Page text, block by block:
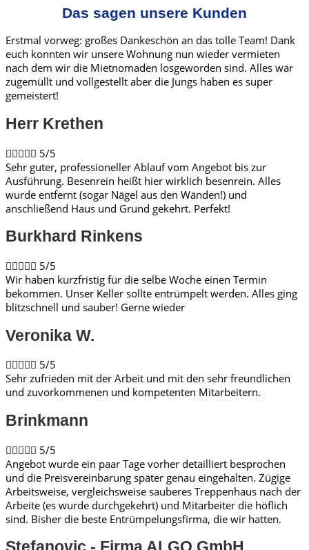
Das sagen unsere Kunden
Erstmal vorweg: großes Dankeschön an das tolle Team! Dank
euch konnten wir unsere Wohnung nun wieder vermieten
nach dem wir die Mietnomaden losgeworden sind. Alles war
zugemüllt und vollgestellt aber die Jungs haben es super
gemeistert!
Herr Krethen​
 5/5
Sehr guter, professioneller Ablauf vom Angebot bis zur
Ausführung. Besenrein heißt hier wirklich besenrein. Alles
wurde entfernt (sogar Nägel aus den Wänden!) und
anschließend Haus und Grund gekehrt. Perfekt!
Burkhard Rinkens​
 5/5
Wir haben kurzfristig für die selbe Woche einen Termin
bekommen. Unser Keller sollte entrümpelt werden. Alles ging
blitzschnell und sauber! Gerne wieder
Veronika W.​
 5/5
Sehr zufrieden mit der Arbeit und mit den sehr freundlichen
und zuvorkommenen und kompetenten Mitarbeitern.
Brinkmann​
 5/5
Angebot wurde ein paar Tage vorher detailliert besprochen
und die Preisvereinbarung später genau eingehalten. Zügige
Arbeitsweise, vergleichsweise sauberes Treppenhaus nach der
Arbeite (es wurde durchgekehrt) und Mitarbeiter die höflich
sind. Bisher die beste Entrümpelungsfirma, die wir hatten.